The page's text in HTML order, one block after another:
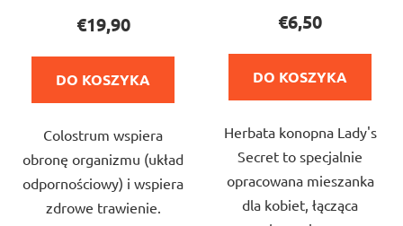
wynosi
5,0
na
gwiazdek.
€19,90
DO KOSZYKA
Colostrum wspiera
obronę organizmu (układ
odpornościowy) i wspiera
zdrowe trawienie.
wynosi
5,0
na
gwiazdek.
€6,50
DO KOSZYKA
Herbata konopna Lady's
Secret to specjalnie
opracowana mieszanka
dla kobiet, łącząca